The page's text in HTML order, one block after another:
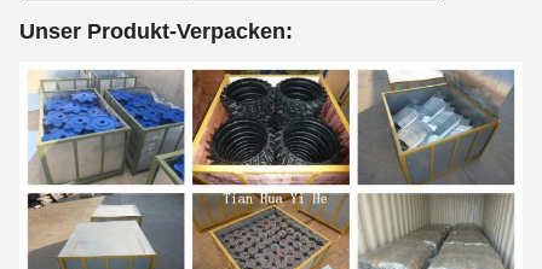
Unser Produkt-Verpacken: